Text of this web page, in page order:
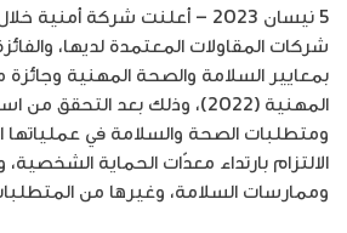
5 نيسان 2023 – أعلنت شركة
شركات المقاولات المعتمدة لديها،
بمعايير السلامة والصحة المهنية
المهنية (2022)، وذلك بعد
ومتطلبات الصحة والسلامة في عملياتها
الالتزام بارتداء معدّات الحماية
وممارسات السلامة، وغيرها من